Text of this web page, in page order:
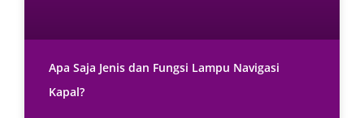
Apa Saja Jenis dan Fungsi Lampu Navigasi
Kapal?